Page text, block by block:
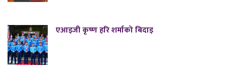
एआइजी कृष्ण हरि शर्माको बिदाइ